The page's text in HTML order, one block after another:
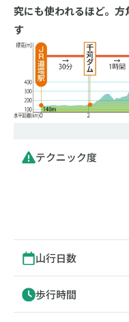
究にも使われるほど。
す
テクニック度
山行日数
歩行時間